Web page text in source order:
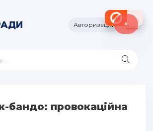
Авторизація
бандо: провокаційна
×